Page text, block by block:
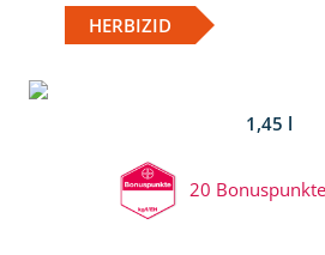
HERBIZID
1,45 l
20